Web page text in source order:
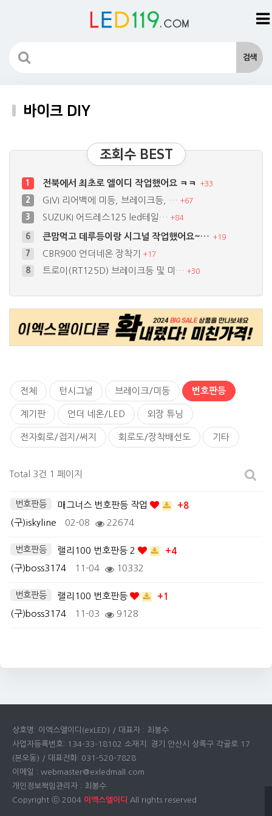
바이크 DIY
조회수 BEST
6 큰맘먹고 데루등이랑 시그널 작업했어요~… +19
7 CBR900 언더네온 장착기 +17
8 트로이(RT125D) 브레이크등 및 미… +30
4 간단한 언더네온 작업+26
5 세상 하나뿐이 바이크? 가장 비싼 ^^…+19
1 전북에서 최초로 엘이디 작업했어요 ㅋㅋ +33
2 GIVI 리어백에 미등, 브레이크등, … +67
3 SUZUKI 어드레스125 led테일… +84
전체 턴시그널 브레이크/미등 번호판등
계기판 언더 네온/LED 외장 튜닝
전자회로/접지/써지 회로도/장착배선도 기타
Total 3건 1 페이지
번호판등 매그너스 번호판등 작업
+8
(구)iskyline
02-08 22674
번호판등 랠리100 번호판등 2
+4
(구)boss3174
11-04 10332
번호판등 랠리100 번호판등
+1
(구)boss3174
11-03 9128
상호명: 이엑스엘이디(exLED) / 대표자 : 최봉수
사업자등록번호: 134-33-18102 소재지: 경기 안산시 상록구 각골로 17
(본오동) / 대표전화: 031-520-7828
이메일 : webmaster@exledmall.com
개인정보책임관리자 : 최봉수
Copyright ⓒ 2004 이엑스엘이디 All rights reserved